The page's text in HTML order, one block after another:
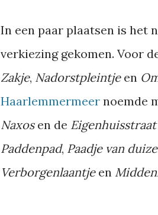
In een paar plaatsen is het
verkiezing gekomen. Voor
Zakje, Nadorstpleintje en
Haarlemmermeer noemde
Naxosen de Eigenhuisstraat
Paddenpad, Paadje van
Verborgenlaantje en